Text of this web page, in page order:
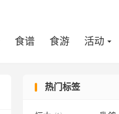
食谱 食游 活动
热门标签